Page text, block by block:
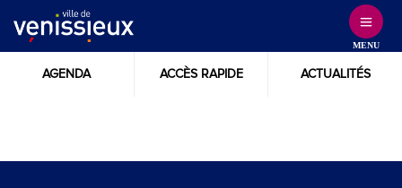
Content
MENU
AGENDA ACCÈS RAPIDE ACTUALITÉS